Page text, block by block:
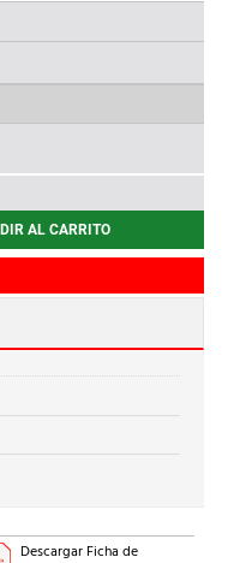
AL CARRITO
Descargar Ficha de